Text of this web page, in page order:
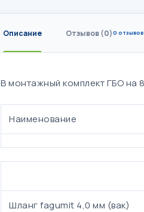
Описание Отзывов (0)0 отзывов
В монтажный комплект ГБО на
Наименование
Шланг fagumit 4,0 мм (вак)